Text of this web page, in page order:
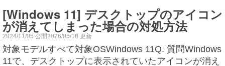
[Windows 11] デスクトップのアイコン
が消えてしまった場合の対処方法
2024/11/05 公開2026/05/18 更新
対象モデルすべて対象OSWindows 11Q. 質問Windows
11で、デスクトップに表示されていたアイコンが消え